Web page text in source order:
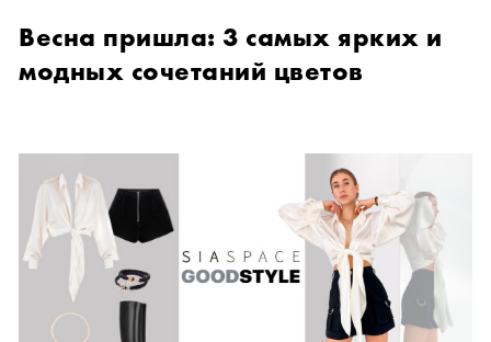
Весна пришла: 3 самых ярких и
модных сочетаний цветов